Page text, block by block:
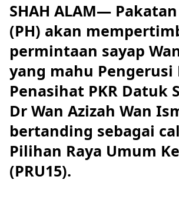
SHAH ALAM—
(PH) akan
permintaan sayap
yang mahu Pengerusi
Penasihat PKR Datuk
Dr Wan Azizah Wan
bertanding sebagai
Pilihan Raya Umum
(PRU15).